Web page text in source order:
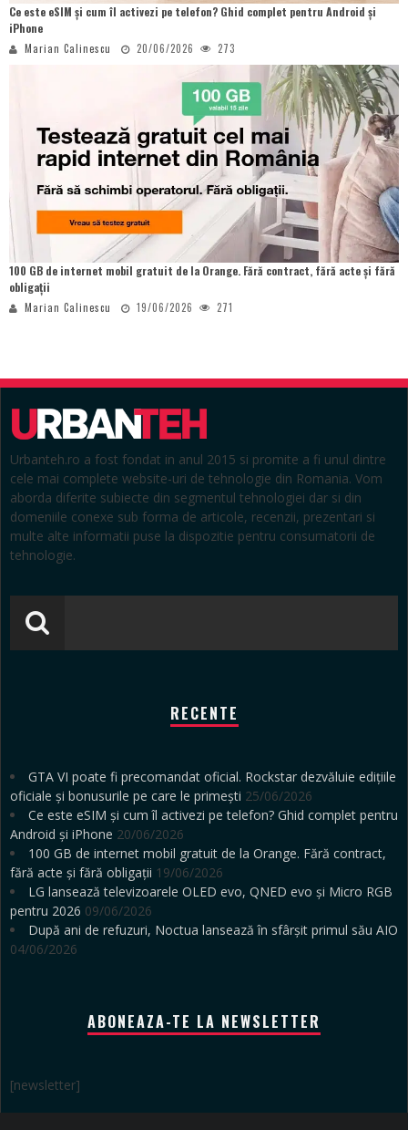
Ce este eSIM și cum îl activezi pe telefon? Ghid complet pentru Android și
iPhone
Marian Calinescu 20/06/2026 273
100 GB de internet mobil gratuit de la Orange. Fără contract, fără acte și fără
obligații
Marian Calinescu 19/06/2026 271
Urbanteh.ro a fost fondat in anul 2015 si promite a fi unul dintre
cele mai complete website-uri de tehnologie din Romania. Vom
aborda diferite subiecte din segmentul tehnologiei dar si din
domeniile conexe sub forma de articole, recenzii, prezentari si
multe alte informatii puse la dispozitie pentru consumatorii de
tehnologie.
RECENTE
GTA VI poate fi precomandat oficial. Rockstar dezvăluie edițiile
oficiale și bonusurile pe care le primești 25/06/2026
Ce este eSIM și cum îl activezi pe telefon? Ghid complet pentru
Android și iPhone 20/06/2026
100 GB de internet mobil gratuit de la Orange. Fără contract,
fără acte și fără obligații 19/06/2026
LG lansează televizoarele OLED evo, QNED evo și Micro RGB
pentru 2026 09/06/2026
După ani de refuzuri, Noctua lansează în sfârșit primul său AIO
04/06/2026
ABONEAZA-TE LA NEWSLETTER
[newsletter]